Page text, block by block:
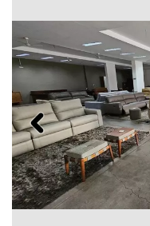
Anterior